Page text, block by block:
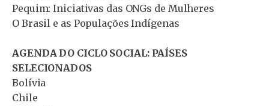
Pequim: Iniciativas das ONGs de Mulheres
O Brasil e as Populações Indígenas
AGENDA DO CICLO SOCIAL: PAÍSES
SELECIONADOS
Bolívia
Chile